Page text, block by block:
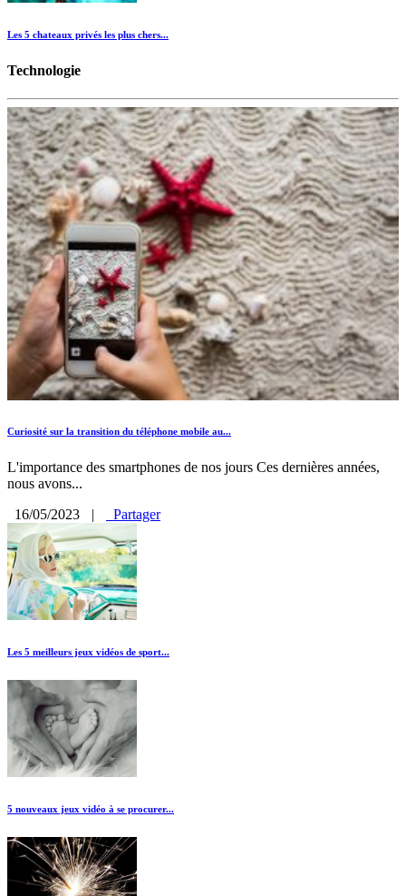
Les 5 chateaux privés les plus chers...
Technologie
Curiosité sur la transition du téléphone mobile au...
L'importance des smartphones de nos jours Ces dernières années,
nous avons...
16/05/2023
| Partager
Les 5 meilleurs jeux vidéos de sport...
5 nouveaux jeux vidéo à se procurer...